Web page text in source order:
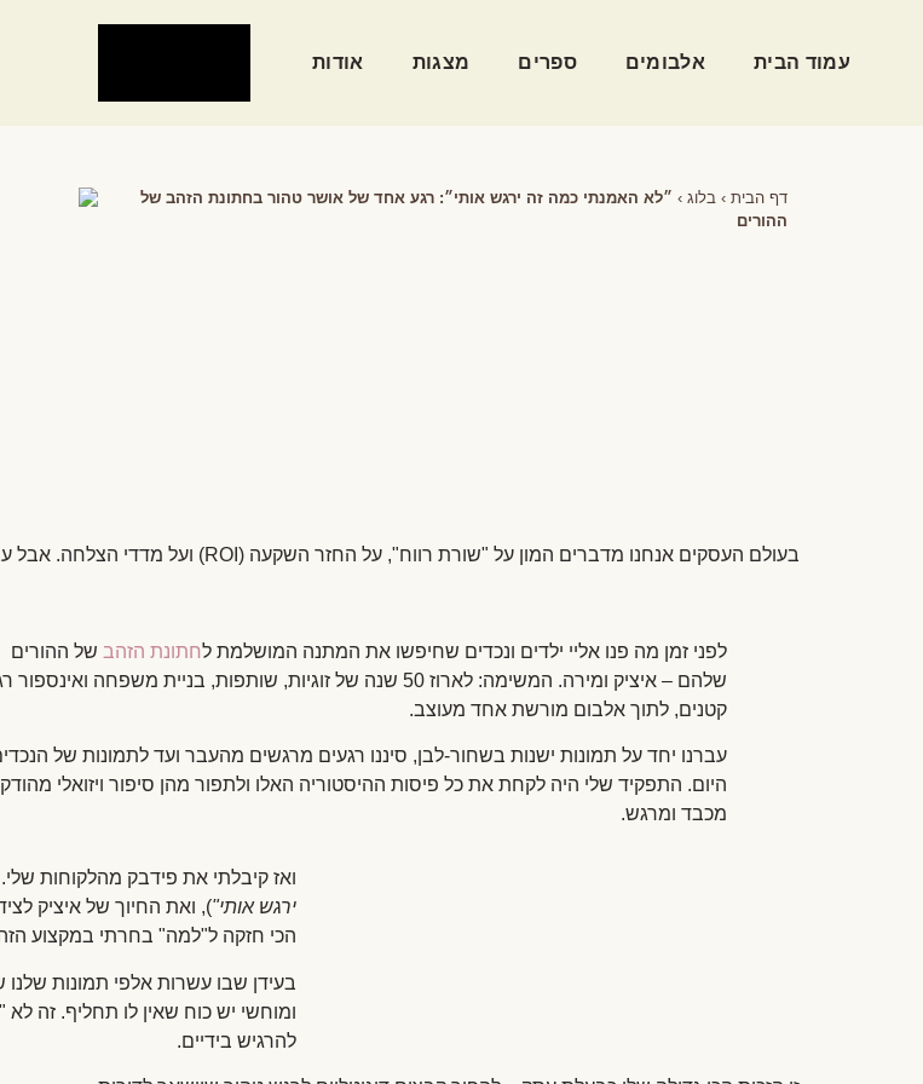
עמוד הבית אלבומים ספרים מצגות אודות
דף הבית › בלוג › ״לא האמנתי כמה זה ירגש אותי״: רגע אחד של אושר טהור בחתונת הזהב של
ההורים
בעולם העסקים אנחנו מדברים המון על "שורת רווח", על החזר השקעה (ROI) ועל מדדי הצלחה. אבל עבורי, שורת הרווח האמיתית של העסק שלי נראית בדיוק ככה. 👇
לפני זמן מה פנו אליי ילדים ונכדים שחיפשו את המתנה המושלמת לחתונת הזהב של ההורים
שלהם – איציק ומירה. המשימה: לארוז 50 שנה של זוגיות, שותפות, בניית משפחה
קטנים, לתוך אלבום מורשת אחד מעוצב.
עברנו יחד על תמונות ישנות בשחור-לבן, סיננו רגעים מרגשים מהעבר ועד לתמונות של
היום. התפקיד שלי היה לקחת את כל פיסות ההיסטוריה האלו ולתפור מהן סיפור ויזואלי
מכבד ומרגש.
ואז קיבלתי את פידבק מהלקוחות
ירגש אותי"), ואת החיוך של איציק
הכי חזקה ל"למה" בחרתי במקצוע
בעידן שבו עשרות אלפי תמונות שלנו
ומוחשי יש כוח שאין לו תחליף. זה
להרגיש בידיים.